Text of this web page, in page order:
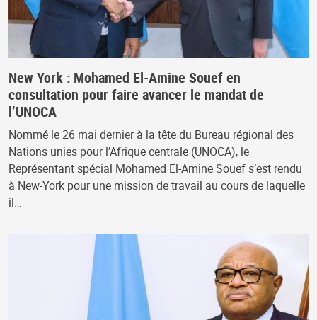
New York : Mohamed El-Amine Souef en
consultation pour faire avancer le mandat de
l’UNOCA
Nommé le 26 mai dernier à la tête du Bureau régional des
Nations unies pour l’Afrique centrale (UNOCA), le
Représentant spécial Mohamed El-Amine Souef s’est rendu
à New-York pour une mission de travail au cours de laquelle
il…